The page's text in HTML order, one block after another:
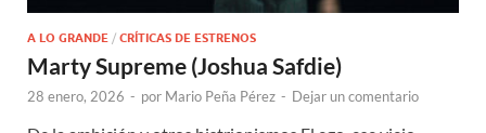
A LO GRANDE / CRÍTICAS DE ESTRENOS
Marty Supreme (Joshua Safdie)
28 enero, 2026 - por Mario Peña Pérez - Dejar un comentario